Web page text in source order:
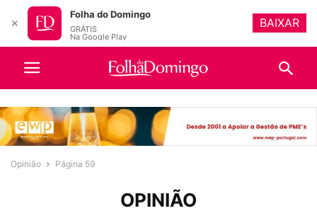
Opinião Página 59
OPINIÃO
✕
Folha do Domingo
GRÁTIS
Na Google Play
BAIXAR